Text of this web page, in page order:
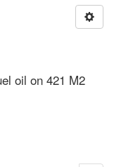
oil on 421 M2